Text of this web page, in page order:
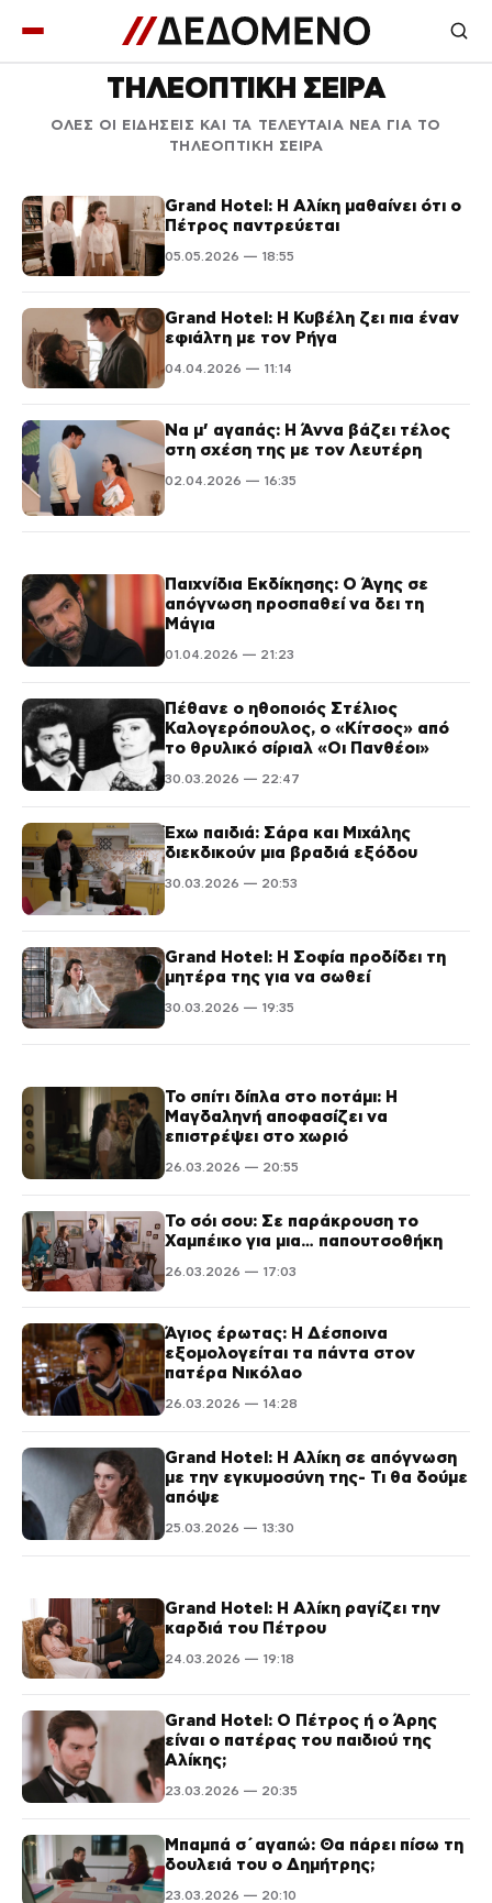
ΤΗΛΕΟΠΤΙΚΗ ΣΕΙΡΑ
ΟΛΕΣ ΟΙ ΕΙΔΗΣΕΙΣ ΚΑΙ ΤΑ ΤΕΛΕΥΤΑΙΑ ΝΕΑ ΓΙΑ ΤΟ
ΤΗΛΕΟΠΤΙΚΗ ΣΕΙΡΑ
Grand Hotel: Η Αλίκη μαθαίνει ότι ο
Πέτρος παντρεύεται
05.05.2026 — 18:55
Grand Hotel: Η Κυβέλη ζει πια έναν
εφιάλτη με τον Ρήγα
04.04.2026 — 11:14
Να μ’ αγαπάς: Η Άννα βάζει τέλος
στη σχέση της με τον Λευτέρη
02.04.2026 — 16:35
Παιχνίδια Εκδίκησης: Ο Άγης σε
απόγνωση προσπαθεί να δει τη
Μάγια
01.04.2026 — 21:23
Πέθανε ο ηθοποιός Στέλιος
Καλογερόπουλος, ο «Κίτσος» από
το θρυλικό σίριαλ «Οι Πανθέοι»
30.03.2026 — 22:47
Έχω παιδιά: Σάρα και Μιχάλης
διεκδικούν μια βραδιά εξόδου
30.03.2026 — 20:53
Grand Hotel: Η Σοφία προδίδει τη
μητέρα της για να σωθεί
30.03.2026 — 19:35
Το σπίτι δίπλα στο ποτάμι: Η
Μαγδαληνή αποφασίζει να
επιστρέψει στο χωριό
26.03.2026 — 20:55
Το σόι σου: Σε παράκρουση το
Χαμπέικο για μια… παπουτσοθήκη
26.03.2026 — 17:03
Άγιος έρωτας: Η Δέσποινα
εξομολογείται τα πάντα στον
πατέρα Νικόλαο
26.03.2026 — 14:28
Grand Hotel: Η Αλίκη σε απόγνωση
με την εγκυμοσύνη της- Τι θα δούμε
απόψε
25.03.2026 — 13:30
Grand Hotel: Η Αλίκη ραγίζει την
καρδιά του Πέτρου
24.03.2026 — 19:18
Grand Hotel: Ο Πέτρος ή ο Άρης
είναι ο πατέρας του παιδιού της
Αλίκης;
23.03.2026 — 20:35
Μπαμπά σ΄αγαπώ: Θα πάρει πίσω τη
δουλειά του ο Δημήτρης;
23.03.2026 — 20:10